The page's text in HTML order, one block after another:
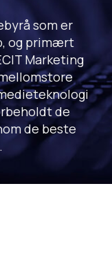
som er
og primært
Marketing
de
de beste